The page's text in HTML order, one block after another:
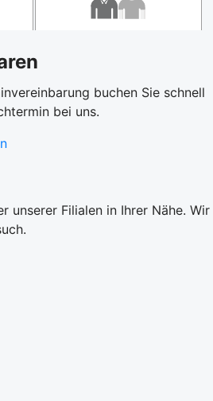
buchen Sie schnell
bei uns.
unserer Filialen in Ihrer Nähe. Wir